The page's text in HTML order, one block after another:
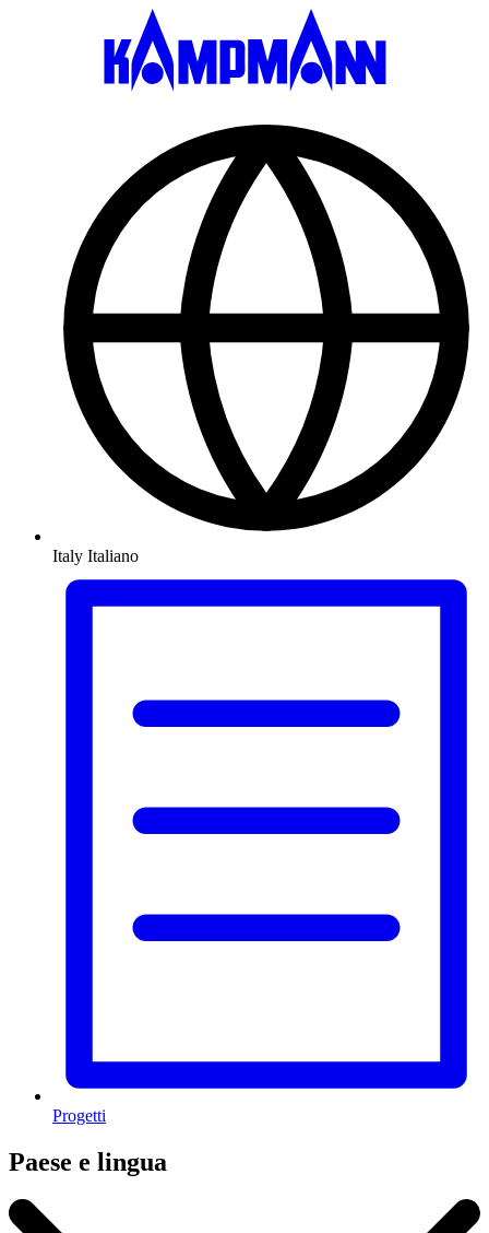
Italy Italiano
Progetti
Paese e lingua